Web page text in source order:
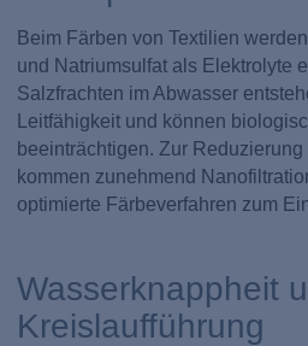
Beim Färben von Textilien
und Natriumsulfat als Elektrolyte
Salzfrachten im Abwasser
Leitfähigkeit und können
beeinträchtigen. Zur
kommen zunehmend
optimierte Färbeverfahren zum
Wasserknappheit
Kreislaufführung